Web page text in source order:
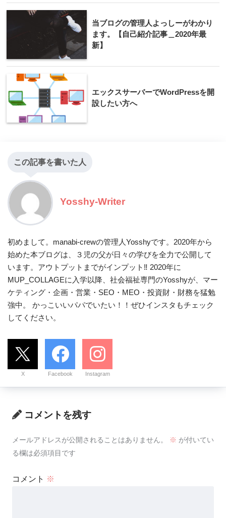
当ブログの管理人よっしーがわかり
ます。【自己紹介記事＿2020年最
新】
エックスサーバーでWordPressを開
設したい方へ
この記事を書いた人
Yosshy-Writer
初めまして。manabi-crewの管理人Yosshyです。2020年から
始めた本ブログは、３児の父が日々の学びを全力で公開して
います。アウトプットまでがインプット‼ 2020年に
MUP_COLLAGEに入学以降、社会福祉専門のYosshyが、マー
ケティング・企画・営業・SEO・MEO・投資財・財務を猛勉
強中。 かっこいいパパでいたい！！ぜひインスタもチェック
してください。
X Facebook Instagram
コメントを残す
メールアドレスが公開されることはありません。 ※ が付いてい
る欄は必須項目です
コメント ※